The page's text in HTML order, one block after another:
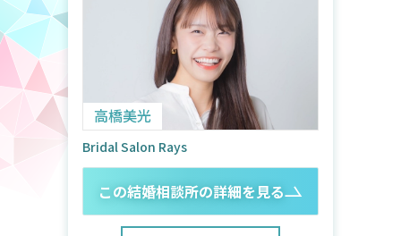
高橋美光
Bridal Salon Rays
この結婚相談所の詳細を見る